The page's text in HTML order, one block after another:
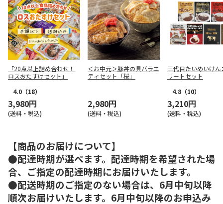
「20点以上詰め合わせ！
ロスおたすけセット」
4.0 （18）
3,980円
(送料・税込)
＜お中元＞豚丼の具バラエ
ティセット「桜」
2,980円
(送料・税込)
三代目たいめいけん
リートセット
4.8 （10）
3,210円
(送料・税込)
【商品のお届けについて】
●配達時期が選べます。配達時期を希望された場
合、ご指定の配達時期にお届けいたします。
●配送時期のご指定のない場合は、6月中旬以降
順次お届けいたします。6月中旬以降のお申込み